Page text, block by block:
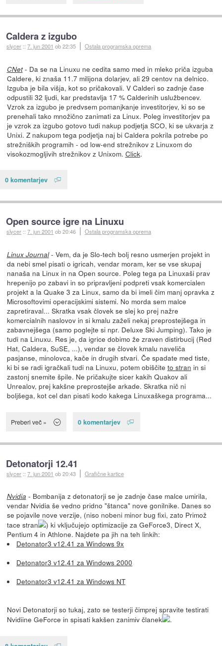
Caldera z izgubo
slycer ::7. jun 2001 ob 22:35 Ostala programska oprema
CNet- Da se na Linuxu ne cedita samo med in mleko priča izguba
Caldere, ki znaša 11.7 milijona dolarjev, ali 29 centov na delnico.
Izguba je bila višja, kot so pričakovali. V Calderi so zadnje čase
odpustili 32 ljudi, kar predstavlja 17 % Calderinih uslužbencev.
Vzrok za izgubo je predvsem pomanjkanje investitorjev, ki so se
prenehali tako množično zanimati za Linux. Poleg investitorjev pa
je vzrok za izgubo gotovo tudi nakup podjetja SCO, ki se ukvarja z
Unixi. Z nakupom tega podjetja naj bi Caldera pokrila potrebe po
strežniških programih - od low-end strežnikov z Linuxom do
visokozmogljivih strežnikov z Unixom. Click.
0 komentarjev
Open source igre na Linuxu
slycer ::7. jun 2001 ob 20:46 Ostala programska oprema
Linux Journal- Vem, da je Slo-tech bolj resno usmerjen projekt in
da nebi smel pisati o igricah, vendar moram, ker se vse skupaj
nanaša na Linux in na Open source. Poleg tega pa Linuxaši prav
hrepenijo po zabavi in so pripravljeni podpreti vsak komercialen
projekt a la Quake 3 za Linux, samo da bi imeli čim manj opravka z
Microsoftovimi operacijskimi sistemi. No morda sem malce
zapretiraval... Skratka vsak človek se slej ko prej nažre
komercialnih naslovov in si kmalu zaželi nekaj preprostejšega in
zabavnejšega (samo poglejte si npr. Deluxe Ski Jumping). Tako je
tudi na Linuxu. Res je, da igrice dobimo že zraven distirbucij (Red
Hat, Caldera, SuSE, ...), vendar se človek kmalu naveliča
pasjanse, minolovca, kače in drugih stvari. Če spadate med tiste,
ki bi se radi igračkali tudi na Linuxu, potem obiščite to stran in si
zastonj snemite špile. Ne pričakujte sicer kakih Quakov ali
Unrealov, prej kakšne preprostejše arkade. Skratka nič ni
boljšega, kot cel dan pisati kodo kakega Linuxaškega programa...
Preberi več » 0 komentarjev
Detonatorji 12.41
slycer ::7. jun 2001 ob 20:43 Grafične kartice
Nvidia - Bombanija z detonatorji se je zadnje čase malce umirila,
vendar Nvidia še vedno pridno "štanca" nove gonilnike. Danes so
se pojavile nove verzije, (niso nobeni minor bug fixi, zato Primož
tace stran
) ki vključujejo optimizacije za GeForce3, Direct X,
Pentium 4 in Athlone. Najdete pa jih na teh linkih:
Detonator3 v12.41 za Windows 9x
Detonator3 v12.41 za Windows 2000
Detonator3 v12.41 za Windows NT
Novi Detonatorji so tukaj, zato se testerji čimprej spravite testirati
Nvidiine GeForce in spisati kakšen zanimiv članek
.